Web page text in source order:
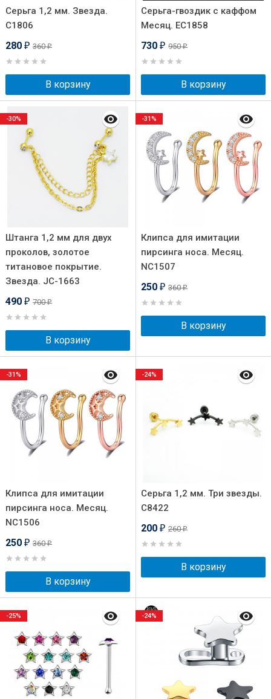
Серьга 1,2 мм. Звезда.
C1806
280 ₽ 360₽
В корзину
Серьга-гвоздик с каффом
Месяц. EC1858
730 ₽ 950₽
В корзину
Штанга 1,2 мм для двух
проколов, золотое
титановое покрытие.
Звезда. JC-1663
490 ₽ 700₽
В корзину
-30%
Клипса для имитации
пирсинга носа. Месяц.
NC1507
250 ₽ 360₽
В корзину
-31%
Клипса для имитации
пирсинга носа. Месяц.
NC1506
250 ₽ 360₽
В корзину
-31%
Серьга 1,2 мм. Три звезды.
C8422
200 ₽ 260₽
В корзину
-24%
-25% -24%